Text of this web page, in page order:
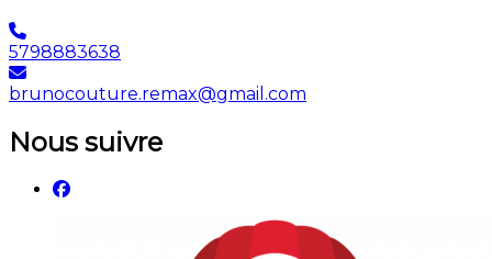
5798883638
brunocouture.remax@gmail.com
Nous suivre